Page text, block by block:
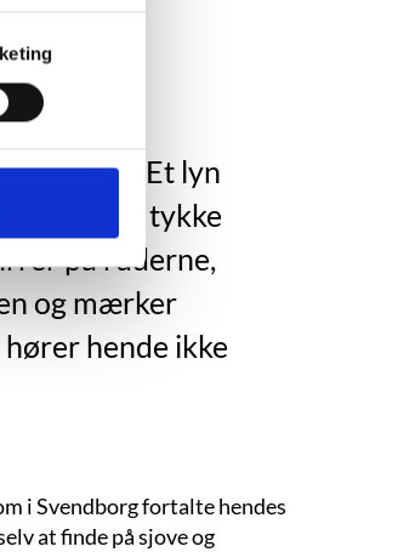
træer. Et lyn
der får de tykke
på ruderne,
og mærker
hende ikke
i Svendborg fortalte hendes
at finde på sjove og